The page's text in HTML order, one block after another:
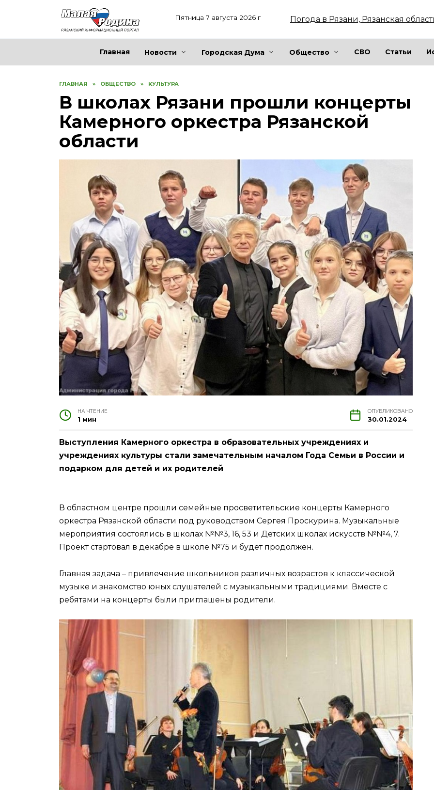
Пятница 7 августа 2026 г Погода в Рязани, Рязанская
Главная Новости Городская Дума Общество СВО Статьи
ГЛАВНАЯ » ОБЩЕСТВО » КУЛЬТУРА
В школах Рязани прошли концерты
Камерного оркестра Рязанской
области
НА ЧТЕНИЕ
1 мин
ОПУБЛИКОВАНО
30.01.2024
Выступления Камерного оркестра в образовательных учреждениях и
учреждениях культуры стали замечательным началом Года Семьи в России и
подарком для детей и их родителей
В областном центре прошли семейные просветительские концерты Камерного
оркестра Рязанской области под руководством Сергея Проскурина. Музыкальные
мероприятия состоялись в школах №№3, 16, 53 и Детских школах искусств №№4, 7.
Проект стартовал в декабре в школе №75 и будет продолжен.
Главная задача – привлечение школьников различных возрастов к классической
музыке и знакомство юных слушателей с музыкальными традициями. Вместе с
ребятами на концерты были приглашены родители.